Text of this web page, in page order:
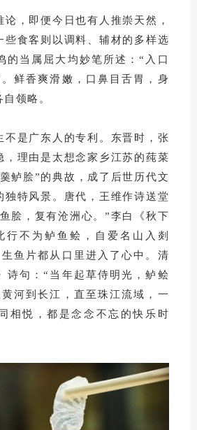
，即便今日也有人推崇天然，
些食客则以调料、辅材的多样选
的当属屈大均妙笔所述：“入口
鲜香爽滑嫩，口鼻目舌胃，身
领略。
不是广东人的专利。东晋时，张
，理由是太想念家乡江苏的莼菜
鲈脍”的典故，成了后世历代文
独特风景。唐代，王维作诗送堂
脍，复有沧洲心。”李白《秋下
行不为鲈鱼鲙，自爱名山入剡
鱼片都从口里进入了心中。清
诗句：“当年起草侍明光，鲈鲙
河到长江，直至珠江流域，一
相悦，都是念念不忘的快乐时